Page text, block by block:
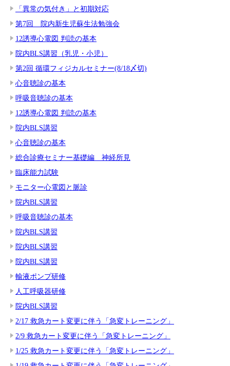
「異常の気付き」と初期対応
第7回 院内新生児蘇生法勉強会
12誘導心電図 判読の基本
院内BLS講習（乳児・小児）
第2回 循環フィジカルセミナー(8/18〆切)
心音聴診の基本
呼吸音聴診の基本
12誘導心電図 判読の基本
院内BLS講習
心音聴診の基本
総合診療セミナー基礎編 神経所見
臨床能力試験
モニター心電図と脈診
院内BLS講習
呼吸音聴診の基本
院内BLS講習
院内BLS講習
院内BLS講習
輸液ポンプ研修
人工呼吸器研修
院内BLS講習
2/17 救急カート変更に伴う「急変トレーニング」
2/9 救急カート変更に伴う「急変トレーニング」
1/25 救急カート変更に伴う「急変トレーニング」